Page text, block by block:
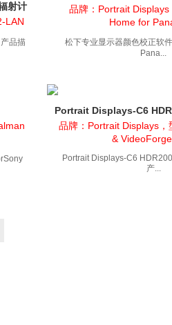
射计
LAN
品描
for Pana...
品牌：Portrait
Home for
松下专业显示器颜色校正软
Pana...
Portrait Displays-C6
PRO
品牌：Portrait Displays
&
Portrait Displays-C6
产...